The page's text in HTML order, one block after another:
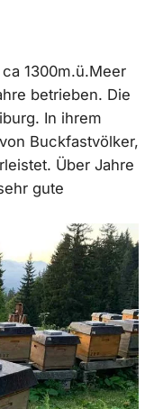
1300m.ü.Meer
betrieben. Die
In ihrem
Buckfastvölker,
Über Jahre
gute